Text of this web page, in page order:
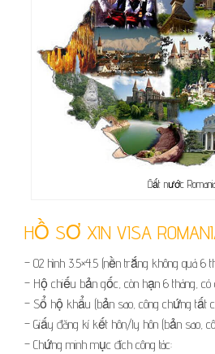
Đất nước
HỒ SƠ XIN VISA
– 02 hình 3.5×4.5 (nền trắng không quá 6
– Hộ chiếu bản gốc, còn hạn 6 tháng,
– Sổ hộ khẩu (bản sao, công chứng tất
– Giấy đăng kí kết hôn/ly hôn (bản sao,
– Chứng minh mục đích công tác: